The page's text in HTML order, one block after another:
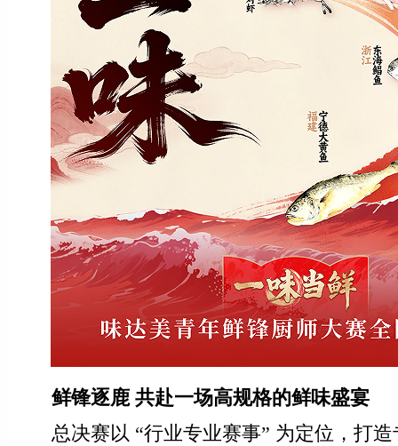
鲜锋逐鹿 共赴一场高规格的鲜味盛宴
总决赛以 “行业专业赛事” 为定位，打